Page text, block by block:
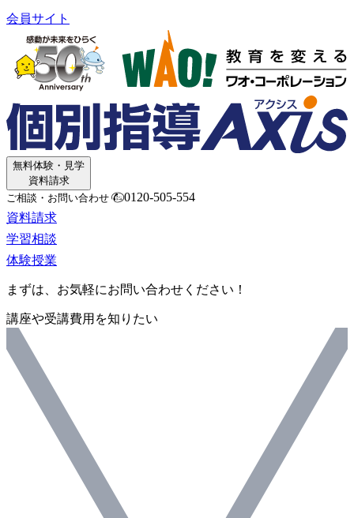
会員サイト
無料体験・見学
資料請求
ご相談・お問い合わせ
0120-505-554
資料請求
学習相談
体験授業
まずは、お気軽にお問い合わせください！
講座や受講費用を知りたい